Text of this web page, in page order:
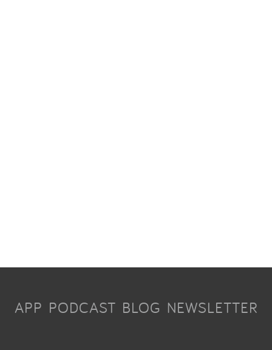
APP PODCAST BLOG NEWSLETTER